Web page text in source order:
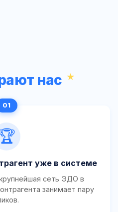
нас
уже в системе
сеть ЭДО в
занимает пару